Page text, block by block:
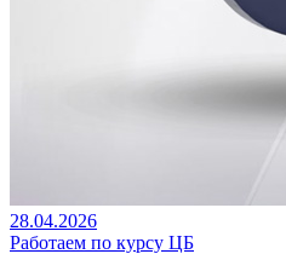
28.04.2026
Работаем по курсу ЦБ